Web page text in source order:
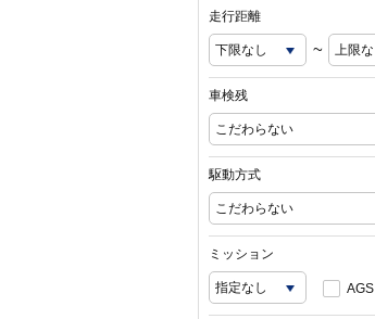
走行距離
~
車検残
駆動方式
ミッション
AGS